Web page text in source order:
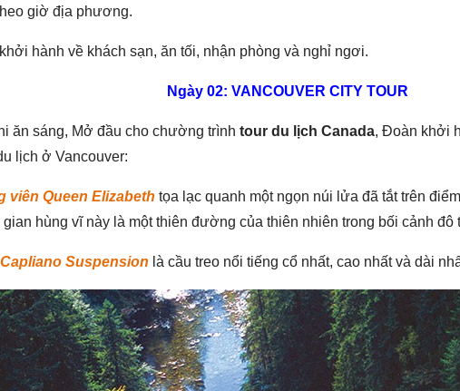
giờ địa phương.
hành về khách sạn, ăn tối, nhận phòng và nghỉ ngơi.
Ngày 02: VANCOUVER CITY TOUR
ăn sáng, Mở đầu cho chường trình tour du lịch Canada, Đoàn khởi
lịch ở Vancouver:
viên Queen Elizabeth tọa lạc quanh một ngọn núi lửa đã tắt trên
gian hùng vĩ này là một thiên đường của thiên nhiên trong bối cảnh đô
Suspension là cầu treo nổi tiếng cổ nhất, cao nhất và dài